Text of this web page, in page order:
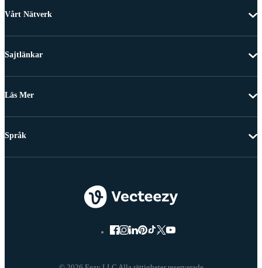
Vårt Nätverk
Sajtlänkar
Läs Mer
Språk